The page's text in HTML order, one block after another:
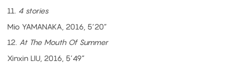
11. 4 stories
Mio YAMANAKA, 2016, 5’20”
12. At The Mouth Of Summer
Xinxin LIU, 2016, 5’49”